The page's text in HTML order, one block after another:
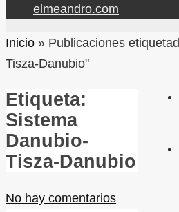
contenido
elmeandro.com
Inicio » Publicaciones
Tisza-Danubio"
Etiqueta:
Sistema
Danubio-
Tisza-Danubio
No hay comentarios